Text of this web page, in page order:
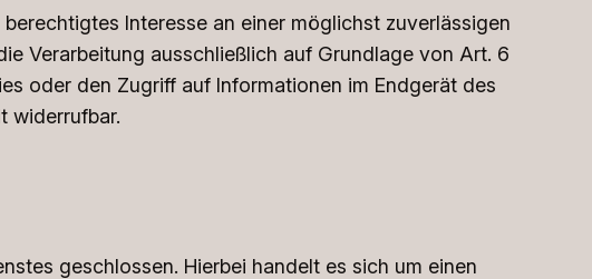
Interesse an einer möglichst zuverlässigen
Verarbeitung ausschließlich auf Grundlage von Art. 6
oder den Zugriff auf Informationen im Endgerät des
widerrufbar.
geschlossen. Hierbei handelt es sich um einen